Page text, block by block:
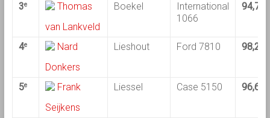
3e
Thomas
van Lankveld
Boekel
International
1066
94,73
4e
Nard
Donkers
Lieshout Ford 7810 98,20
5e
Frank
Seijkens
Liessel Case 5150 96,64